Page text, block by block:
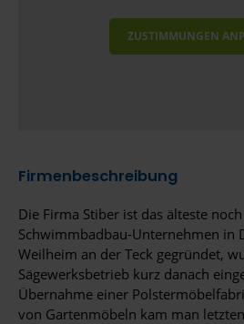
ZUSTIMMUNGEN
Firmenbeschreibung
Die Firma Stiber ist das älteste
Schwimmbadbau-Unternehmen in
Weilheim an der Teck gegründet,
Sägewerksbetrieb kurz danach
Übernahme einer
von Gartenmöbeln kam man